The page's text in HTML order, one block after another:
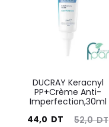
DT.
DUCRAY Keracnyl
PP+Crème Anti-
Imperfection,30ml
52,0DT
Le
44,0 DT